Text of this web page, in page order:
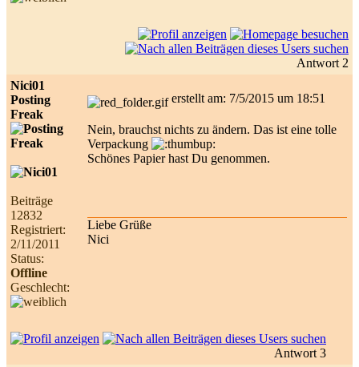
Antwort 2
Nici01
Posting
Freak
Beiträge
12832
Registriert:
2/11/2011
Status:
Offline
Geschlecht:
erstellt am: 7/5/2015 um 18:51
Nein, brauchst nichts zu ändern. Das ist eine tolle
Verpackung
Schönes Papier hast Du genommen.
Liebe Grüße
Nici
Antwort 3